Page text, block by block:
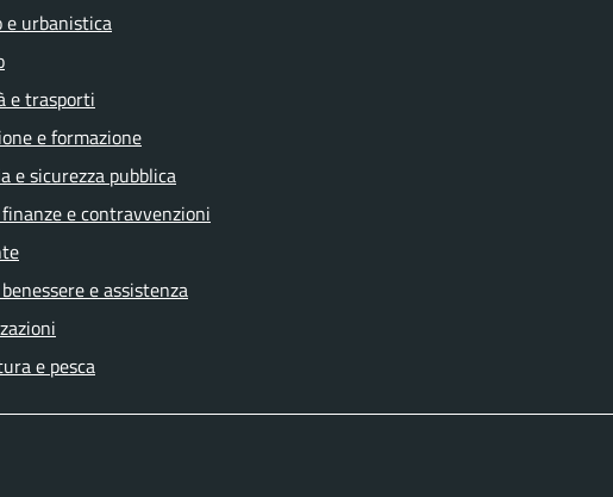
e urbanistica
e trasporti
e formazione
e sicurezza pubblica
e contravvenzioni
e assistenza
e pesca